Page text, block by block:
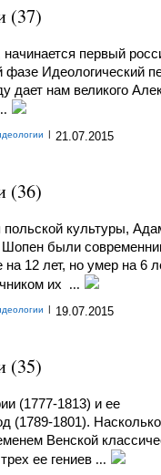
(37)
первый
фазе Идеологический
дает нам великого
| 21.07.2015
(36)
культуры,
были
12 лет, но умер на 6
их ...
| 19.07.2015
(35)
(1777-1813) и ее
(1789-1801).
Венской
ее гениев ...